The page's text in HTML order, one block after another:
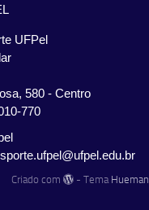
UFPel
580 - Centro
770
Criado com - Tema Hueman